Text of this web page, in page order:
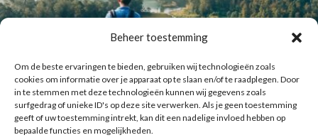
Beheer toestemming
Om de beste ervaringen te bieden, gebruiken wij technologieën zoals
cookies om informatie over je apparaat op te slaan en/of te raadplegen. Door
in te stemmen met deze technologieën kunnen wij gegevens zoals
surfgedrag of unieke ID's op deze site verwerken. Als je geen toestemming
geeft of uw toestemming intrekt, kan dit een nadelige invloed hebben op
bepaalde functies en mogelijkheden.